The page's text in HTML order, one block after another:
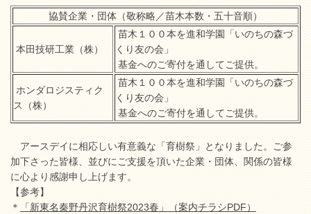
協賛企業・団体（敬称略／苗木本数・五十音順）
本田技研工業（株）
苗木１００本を進和学園「いのちの森づ
くり友の会」
基金へのご寄付を通してご提供。
ホンダロジスティク
ス（株）
苗木１００本を進和学園「いのちの森づ
くり友の会」
基金へのご寄付を通してご提供。
アースデイに相応しい有意義な「育樹祭」となりました。ご参
加下さった皆様、並びにご支援を頂いた企業・団体、関係の皆様
に心より感謝申し上げます。
【参考】
＊「新東名秦野丹沢育樹祭2023春」（案内チラシPDF）